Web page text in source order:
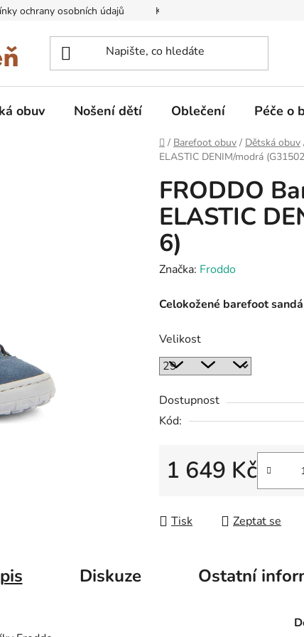
ochrany osobních údajů Kontakty na prodejny
obuv Nošení dětí Oblečení Péče o
Domů
/ Barefoot obuv / Dětská obuv
ELASTIC DENIM/modrá
FRODDO
ELASTIC
6)
Značka: Froddo
Celokožené barefoot
Velikost
Dostupnost
Kód:
1 649 Kč
Tisk Zeptat se
Diskuze Ostatní